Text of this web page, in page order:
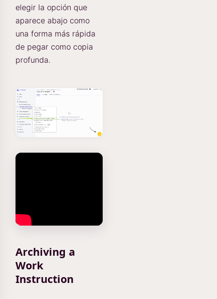
elegir la opción que
aparece abajo como
una forma más rápida
de pegar como copia
profunda.
Archiving a
Work
Instruction